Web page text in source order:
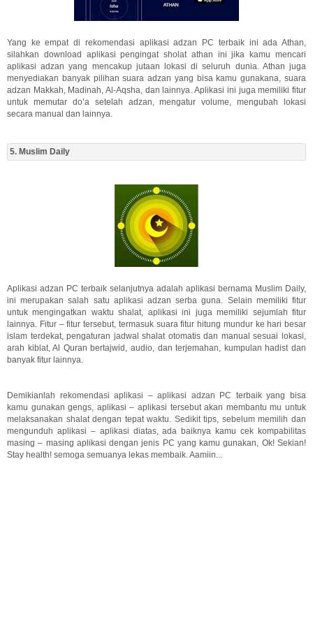
Yang ke empat di rekomendasi aplikasi adzan PC terbaik ini ada Athan,
silahkan download aplikasi pengingat sholat athan ini jika kamu mencari
aplikasi adzan yang mencakup jutaan lokasi di seluruh dunia. Athan juga
menyediakan banyak pilihan suara adzan yang bisa kamu gunakana, suara
adzan Makkah, Madinah, Al-Aqsha, dan lainnya. Aplikasi ini juga memiliki fitur
untuk memutar do’a setelah adzan, mengatur volume, mengubah lokasi
secara manual dan lainnya.
5. Muslim Daily
Aplikasi adzan PC terbaik selanjutnya adalah aplikasi bernama Muslim Daily,
ini merupakan salah satu aplikasi adzan serba guna. Selain memiliki fitur
untuk mengingatkan waktu shalat, aplikasi ini juga memiliki sejumlah fitur
lainnya. Fitur – fitur tersebut, termasuk suara fitur hitung mundur ke hari besar
islam terdekat, pengaturan jadwal shalat otomatis dan manual sesuai lokasi,
arah kiblat, Al Quran bertajwid, audio, dan terjemahan, kumpulan hadist dan
banyak fitur lainnya.
Demikianlah rekomendasi aplikasi – aplikasi adzan PC terbaik yang bisa
kamu gunakan gengs, aplikasi – aplikasi tersebut akan membantu mu untuk
melaksanakan shalat dengan tepat waktu. Sedikit tips, sebelum memilih dan
mengunduh aplikasi – aplikasi diatas, ada baiknya kamu cek kompabilitas
masing – masing aplikasi dengan jenis PC yang kamu gunakan, Ok! Sekian!
Stay health! semoga semuanya lekas membaik. Aamiin...